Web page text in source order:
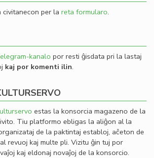
per la reta formularo.
kanalo por resti ĝisdata pri la lastaj
kaj por komenti ilin.
estas la konsorcia magazeno de la
Tiu platformo ebligas la aliĝon al la
de la paktintaj establoj, aĉeton de
revuoj kaj multe pli. Vizitu ĝin tuj por
kaj eldonaj novaĵoj de la konsorcio.